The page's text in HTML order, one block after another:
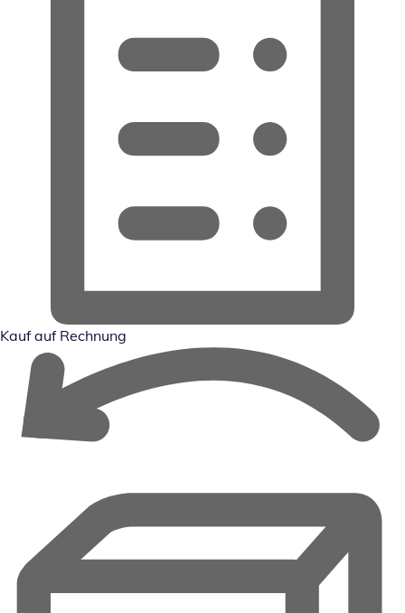
Kauf auf Rechnung